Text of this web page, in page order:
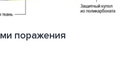
поражения